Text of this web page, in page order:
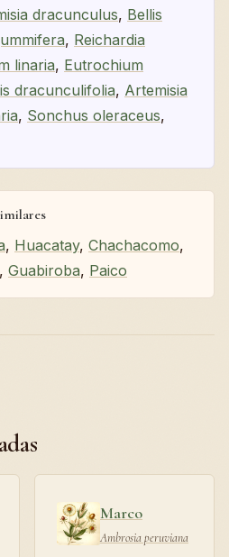
dracunculus, Bellis
, Reichardia
linaria, Eutrochium
dracunculifolia, Artemisia
, Sonchus oleraceus,
, Huacatay, Chachacomo,
, Guabiroba, Paico
Marco
Ambrosia peruviana